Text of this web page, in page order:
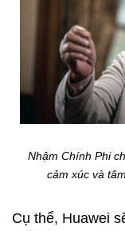
Nhậm Chính Phi
cảm xúc và
Cụ thể, Huawei